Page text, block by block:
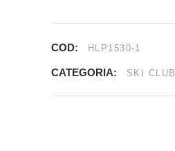
COD: HLP1530-1
CATEGORIA: SKI CLUB